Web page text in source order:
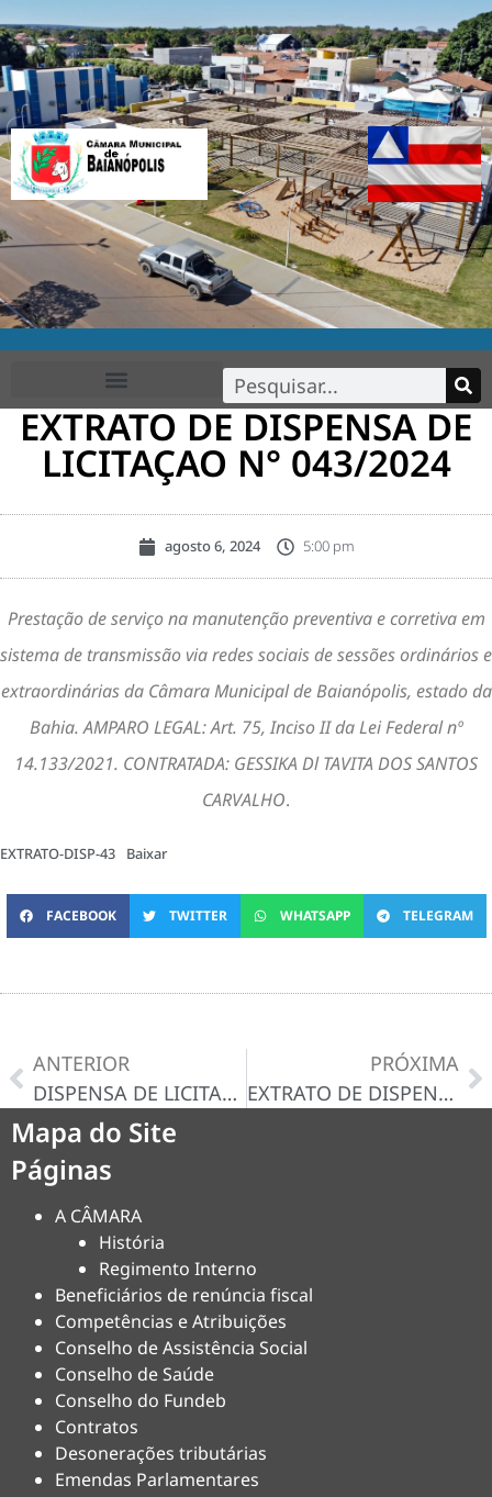
EXTRATO DE DISPENSA DE
LICITAÇAO N° 043/2024
agosto 6, 2024 5:00 pm
Prestação de serviço na manutenção preventiva e corretiva em
sistema de transmissão via redes sociais de sessões ordinários e
extraordinárias da Câmara Municipal de Baianópolis, estado da
Bahia. AMPARO LEGAL: Art. 75, Inciso II da Lei Federal nº
14.133/2021. CONTRATADA: GESSIKA Dl TAVITA DOS SANTOS
CARVALHO.
EXTRATO-DISP-43 Baixar
FACEBOOK TWITTER WHATSAPP TELEGRAM
ANTERIOR
DISPENSA DE LICITAÇÃO Nº 043/2024-D – CERTIDÃO/DECISÃO
PRÓXIMA
EXTRATO DE DISPENSA DE LICITAÇAO N° 044/2024
Mapa do Site
Páginas
A CÂMARA
História
Regimento Interno
Beneficiários de renúncia fiscal
Competências e Atribuições
Conselho de Assistência Social
Conselho de Saúde
Conselho do Fundeb
Contratos
Desonerações tributárias
Emendas Parlamentares